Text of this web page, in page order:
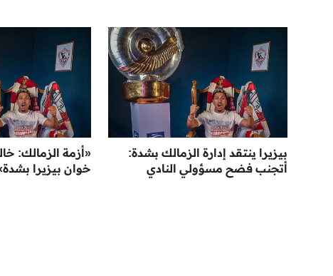
بيزيرا ينتقد إدارة الزمالك بشدة:
أتجنب فضح مسؤولي النادي
«أزمة الزمالك:
خوان بيزيرا